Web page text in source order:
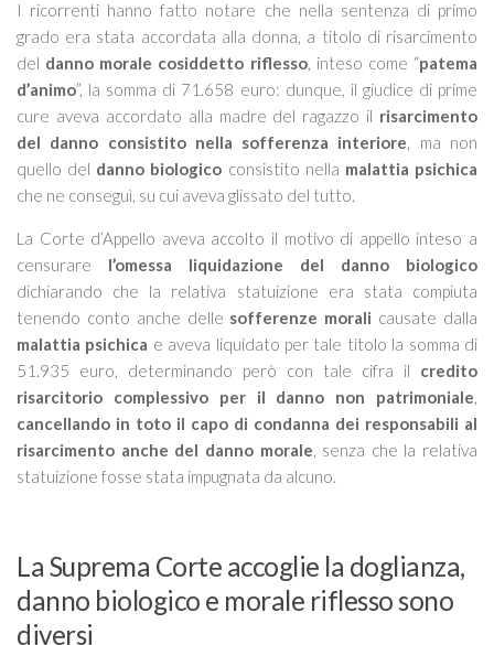
I ricorrenti hanno fatto notare che nella sentenza di primo
grado era stata accordata alla donna, a titolo di risarcimento
del danno morale cosiddetto riflesso, inteso come “patema
d’animo”, la somma di 71.658 euro: dunque, il giudice di prime
cure aveva accordato alla madre del ragazzo il risarcimento
del danno consistito nella sofferenza interiore, ma non
quello del danno biologico consistito nella malattia psichica
che ne conseguì, su cui aveva glissato del tutto.
La Corte d’Appello aveva accolto il motivo di appello inteso a
censurare l’omessa liquidazione del danno biologico
dichiarando che la relativa statuizione era stata compiuta
tenendo conto anche delle sofferenze morali causate dalla
malattia psichica e aveva liquidato per tale titolo la somma di
51.935 euro, determinando però con tale cifra il credito
risarcitorio complessivo per il danno non patrimoniale,
cancellando in toto il capo di condanna dei responsabili al
risarcimento anche del danno morale, senza che la relativa
statuizione fosse stata impugnata da alcuno.
La Suprema Corte accoglie la doglianza,
danno biologico e morale riflesso sono
diversi